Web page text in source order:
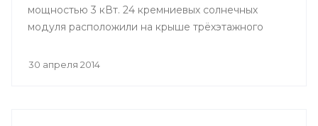
мощностью 3 кВт. 24 кремниевых солнечных
модуля расположили на крыше трёхэтажного
30 апреля 2014